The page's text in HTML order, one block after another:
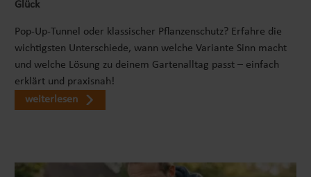
Glück
Pop-Up-Tunnel oder klassischer Pflanzenschutz? Erfahre die
wichtigsten Unterschiede, wann welche Variante Sinn macht
und welche Lösung zu deinem Gartenalltag passt – einfach
erklärt und praxisnah!
weiterlesen